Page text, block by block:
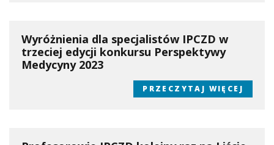
Wyróżnienia dla specjalistów IPCZD w
trzeciej edycji konkursu Perspektywy
Medycyny 2023
PRZECZYTAJ WIĘCEJ